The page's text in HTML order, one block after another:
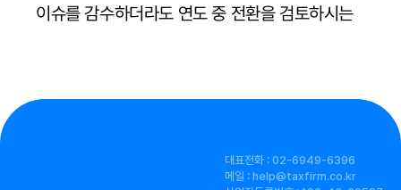
이슈를 감수하더라도 연도 중 전환을 검토하시는
대표전화 : 02-6949-6396
메일 : help@taxfirm.co.kr